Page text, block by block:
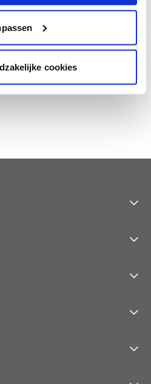
cookies
technologische check-up